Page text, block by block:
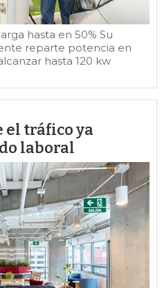
hasta en 50% Su
reparte potencia en
hasta 120 kw
el tráfico ya
laboral